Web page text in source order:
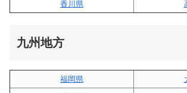
香川県
九州地方
福岡県